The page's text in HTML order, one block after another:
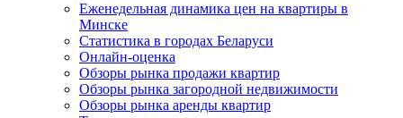
Еженедельная динамика цен на квартиры в
Минске
Статистика в городах Беларуси
Онлайн-оценка
Обзоры рынка продажи квартир
Обзоры рынка загородной недвижимости
Обзоры рынка аренды квартир